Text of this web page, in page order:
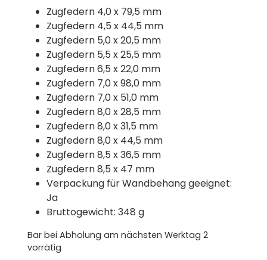
Zugfedern 4,0 x 79,5 mm
Zugfedern 4,5 x 44,5 mm
Zugfedern 5,0 x 20,5 mm
Zugfedern 5,5 x 25,5 mm
Zugfedern 6,5 x 22,0 mm
Zugfedern 7,0 x 98,0 mm
Zugfedern 7,0 x 51,0 mm
Zugfedern 8,0 x 28,5 mm
Zugfedern 8,0 x 31,5 mm
Zugfedern 8,0 x 44,5 mm
Zugfedern 8,5 x 36,5 mm
Zugfedern 8,5 x 47 mm
Verpackung für Wandbehang geeignet:
Ja
Bruttogewicht: 348 g
Bar bei Abholung am nächsten Werktag 2
vorrätig